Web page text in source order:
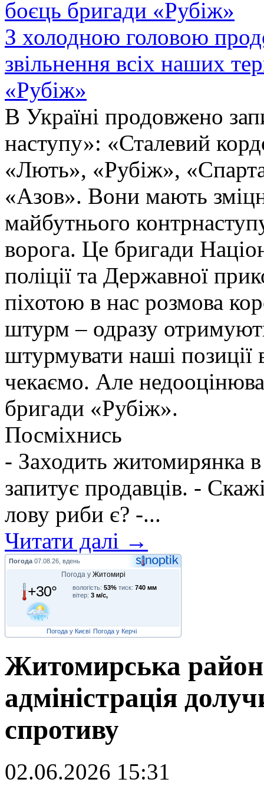
З холодною головою
звільнення всіх наших
«Рубіж»
В Україні продовжено
наступу»: «Сталевий
«Лють», «Рубіж»,
«Азов». Вони мають
майбутнього
ворога. Це бригади
поліції та Державної
піхотою в нас розмова
штурм – одразу
штурмувати наші позиції
чекаємо. Але
бригади «Рубіж».
Посміхнись
- Заходить житомирянка
запитує продавців. -
лову риби є? -...
Читати далі →
Погода 07.08.26, вдень
Погода у Житомирі
+30° вологість: 53% тиск: 740 мм
вітер: 3 м/с,
Погода у Києві Погода у Керчі
Житомирська
адміністрація
спротиву
02.06.2026 15:31